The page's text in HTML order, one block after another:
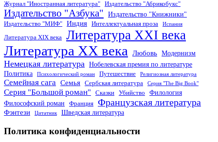
Журнал "Иностранная литература"
Издательство "Абрикобукс"
Издательство "Азбука" Издательство "Книжники"
Издательство "МИФ" Индия Интеллектуальная проза Испания
Литература XIX века Литература XXI века
Литература XX века Любовь Модернизм
Немецкая литература Нобелевская премия по литературе
Политика
Психологический роман Путешествие Религиозная литература
Семейная сага Семья Сербская литература Серия "The Big Book"
Серия "Большой роман" Сказки Убийство
Филология
Философский роман
Франция Французская литература
Фэнтези Цитатник Шведская литература
Политика конфиденциальности